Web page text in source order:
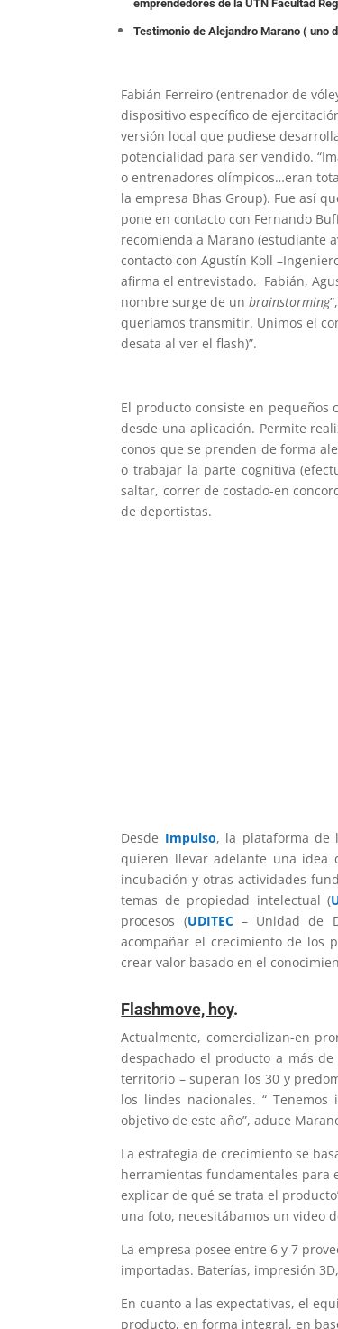
emprendedores de la UTN Facultad
Testimonio de Alejandro Marano ( uno
Fabián Ferreiro (entrenador de
dispositivo específico de
versión local que pudiese
potencialidad para ser vendido.
o entrenadores olímpicos…eran
la empresa Bhas Group). Fue así
pone en contacto con Fernando
recomienda a Marano (estudiante
contacto con Agustín Koll
afirma el entrevistado. Fabián,
nombre surge de unbrainstorming
queríamos transmitir. Unimos el
desata al ver el flash)”.
El producto consiste en pequeños
desde una aplicación. Permite
conos que se prenden de forma
o trabajar la parte cognitiva
saltar, correr de costado-en
de deportistas.
Desde Impulso, la plataforma de
quieren llevar adelante una idea
incubación y otras actividades
temas de propiedad intelectual (
procesos (UDITEC– Unidad de
acompañar el crecimiento de los
crear valor basado en el
Flashmove, hoy.
Actualmente, comercializan-en
despachado el producto a más
territorio – superan los 30 y
los lindes nacionales. “
objetivo de este año”, aduce
La estrategia de crecimiento se
herramientas fundamentales para
explicar de qué se trata el
una foto, necesitábamos un video
La empresa posee entre 6 y 7
importadas. Baterías, impresión
En cuanto a las expectativas, el
producto, en forma integral, en